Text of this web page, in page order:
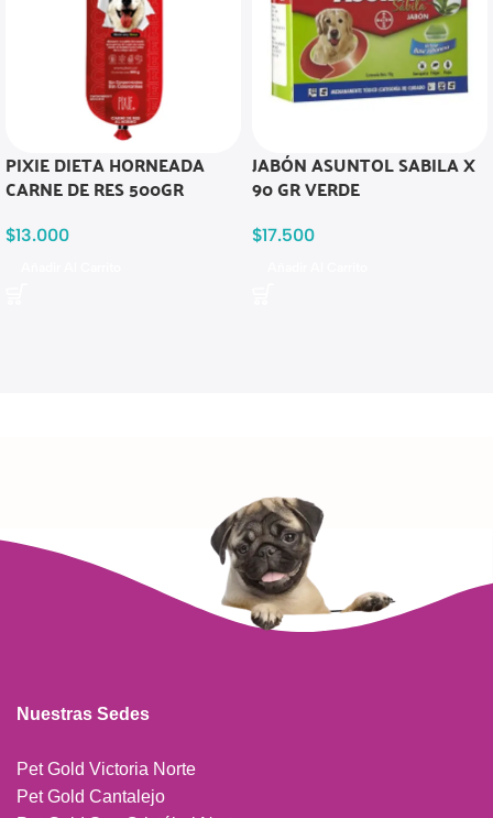
PIXIE DIETA HORNEADA
CARNE DE RES 500GR
$13.000
JABÓN ASUNTOL SABILA X
90 GR VERDE
$17.500
Nuestras Sedes
Pet Gold Victoria Norte
Pet Gold Cantalejo